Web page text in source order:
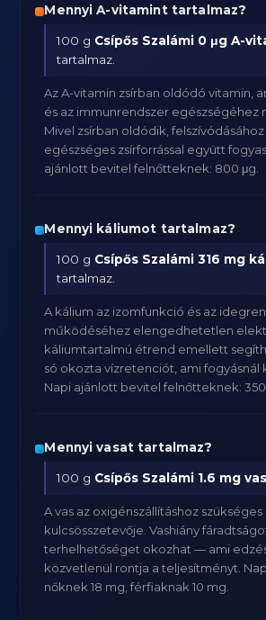
Mennyi A-vitamint tartalmaz?
100 g Csípős Szalámi 0 μg A-
tartalmaz.
Az A-vitamin zsírban oldódó vitamin,
és az immunrendszer egészségéhez
Mivel zsírban oldódik,
egészséges zsírforrással együtt
ajánlott bevitel felnőtteknek: 800 μg.
Mennyi káliumot tartalmaz?
100 g Csípős Szalámi 316 mg
tartalmaz.
A kálium az izomfunkció és az
működéséhez elengedhetetlen
káliumtartalmú étrend emellett
só okozta vízretenciót, ami fogyásnál
Napi ajánlott bevitel felnőtteknek:
Mennyi vasat tartalmaz?
100 g Csípős Szalámi 1.6 mg
A vas az oxigénszállításhoz
kulcsösszetevője. Vashiány
terhelhetőséget okozhat — ami
közvetlenül rontja a teljesítményt.
nőknek 18 mg, férfiaknak 10 mg.